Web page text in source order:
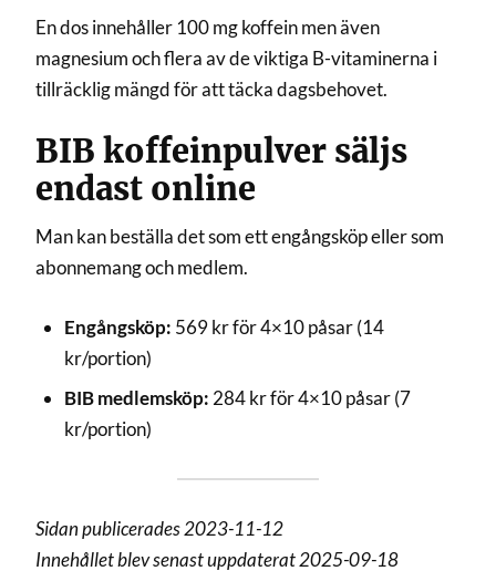
En dos innehåller 100 mg koffein men även
magnesium och flera av de viktiga B-vitaminerna i
tillräcklig mängd för att täcka dagsbehovet.
BIB koffeinpulver säljs
endast online
Man kan beställa det som ett engångsköp eller som
abonnemang och medlem.
Engångsköp: 569 kr för 4×10 påsar (14
kr/portion)
BIB medlemsköp: 284 kr för 4×10 påsar (7
kr/portion)
Sidan publicerades 2023-11-12
Innehållet blev senast uppdaterat 2025-09-18